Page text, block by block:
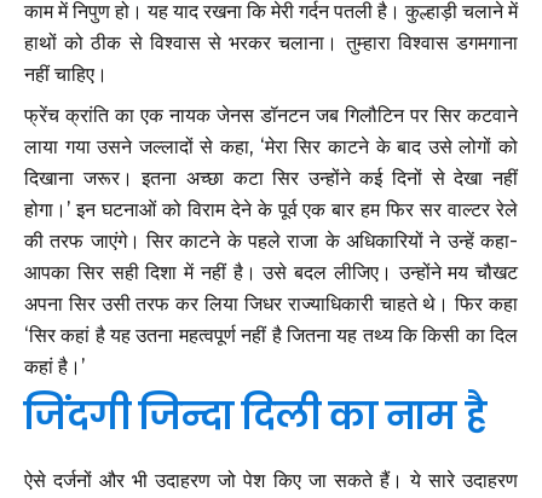
काम में निपुण हो। यह याद रखना कि मेरी गर्दन पतली है। कुल्हाड़ी चलाने में
हाथों को ठीक से विश्वास से भरकर चलाना। तुम्हारा विश्वास डगमगाना
नहीं चाहिए।
फ्रेंच क्रांति का एक नायक जेनस डॉनटन जब गिलौटिन पर सिर कटवाने
लाया गया उसने जल्लादों से कहा, ‘मेरा सिर काटने के बाद उसे लोगों को
दिखाना जरूर। इतना अच्छा कटा सिर उन्होंने कई दिनों से देखा नहीं
होगा।’ इन घटनाओं को विराम देने के पूर्व एक बार हम फिर सर वाल्टर रेले
की तरफ जाएंगे। सिर काटने के पहले राजा के अधिकारियों ने उन्हें कहा-
आपका सिर सही दिशा में नहीं है। उसे बदल लीजिए। उन्होंने मय चौखट
अपना सिर उसी तरफ कर लिया जिधर राज्याधिकारी चाहते थे। फिर कहा
‘सिर कहां है यह उतना महत्वपूर्ण नहीं है जितना यह तथ्य कि किसी का दिल
कहां है।’
जिंदगी जिन्दा दिली का नाम है
ऐसे दर्जनों और भी उदाहरण जो पेश किए जा सकते हैं। ये सारे उदाहरण